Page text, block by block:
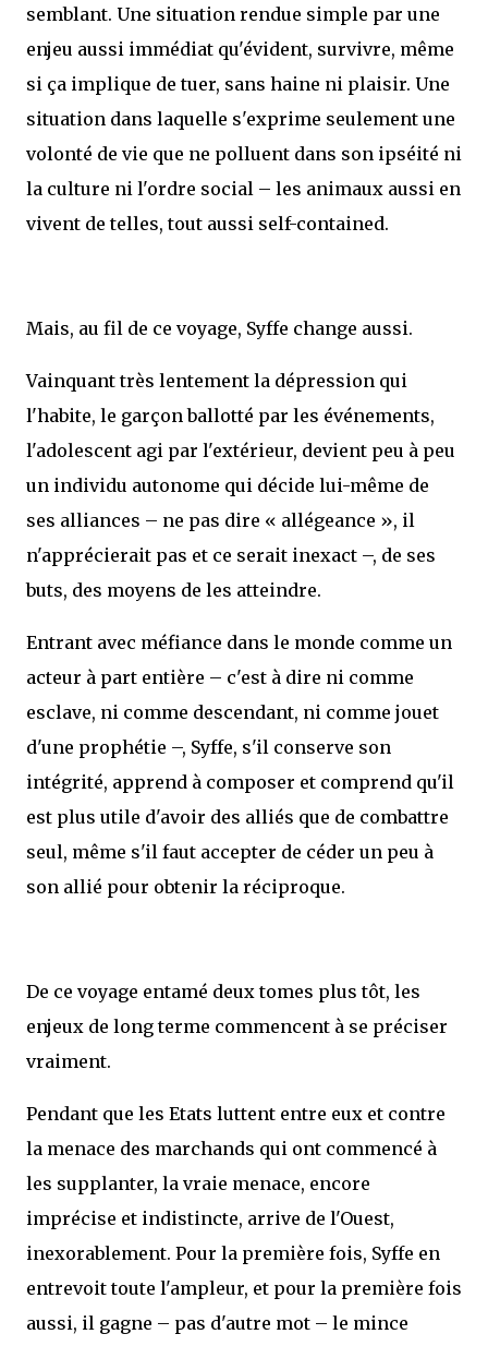
semblant. Une situation rendue simple par une
enjeu aussi immédiat qu'évident, survivre, même
si ça implique de tuer, sans haine ni plaisir. Une
situation dans laquelle s'exprime seulement une
volonté de vie que ne polluent dans son ipséité ni
la culture ni l'ordre social – les animaux aussi en
vivent de telles, tout aussi self-contained.
Mais, au fil de ce voyage, Syffe change aussi.
Vainquant très lentement la dépression qui
l'habite, le garçon ballotté par les événements,
l'adolescent agi par l'extérieur, devient peu à peu
un individu autonome qui décide lui-même de
ses alliances – ne pas dire « allégeance », il
n'apprécierait pas et ce serait inexact –, de ses
buts, des moyens de les atteindre.
Entrant avec méfiance dans le monde comme un
acteur à part entière – c'est à dire ni comme
esclave, ni comme descendant, ni comme jouet
d'une prophétie –, Syffe, s'il conserve son
intégrité, apprend à composer et comprend qu'il
est plus utile d'avoir des alliés que de combattre
seul, même s'il faut accepter de céder un peu à
son allié pour obtenir la réciproque.
De ce voyage entamé deux tomes plus tôt, les
enjeux de long terme commencent à se préciser
vraiment.
Pendant que les Etats luttent entre eux et contre
la menace des marchands qui ont commencé à
les supplanter, la vraie menace, encore
imprécise et indistincte, arrive de l'Ouest,
inexorablement. Pour la première fois, Syffe en
entrevoit toute l'ampleur, et pour la première fois
aussi, il gagne – pas d'autre mot – le mince